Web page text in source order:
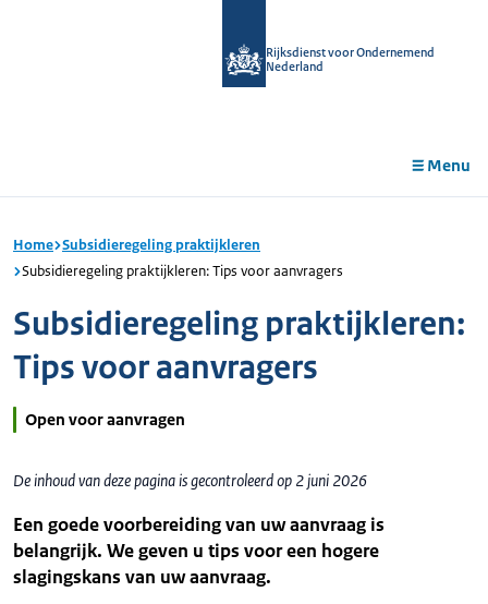
Rijksdienst voor Ondernemend
Nederland
Menu
Home Subsidieregeling praktijkleren
Subsidieregeling praktijkleren: Tips voor aanvragers
Subsidieregeling praktijkleren:
Tips voor aanvragers
Open voor aanvragen
De inhoud van deze pagina is gecontroleerd op 2 juni 2026
Een goede voorbereiding van uw aanvraag is
belangrijk. We geven u tips voor een hogere
slagingskans van uw aanvraag.